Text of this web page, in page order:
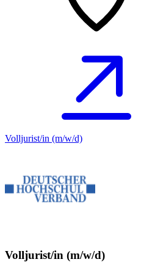
Volljurist/in (m/w/d)
Volljurist/in (m/w/d)